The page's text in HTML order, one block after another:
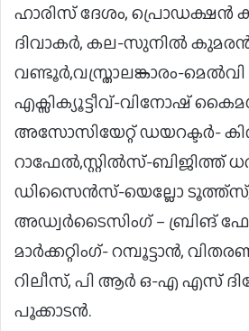
ഹാരിസ് ദേശം, പ്രൊഡക്ഷൻ
ദിവാകർ, കല-സുനിൽ
വണ്ടൂർ,വസ്ത്രാലങ്കാരം-
എക്സിക്യൂട്ടീവ്-വിനോഷ്
അസോസിയേറ്റ് ഡയറക്ടർ-
റാഫേൽ,സ്റ്റിൽസ്-ബിജിത്ത്
ഡിസൈൻസ്-യെല്ലോ
അഡ്വർടൈസിംഗ് – ബ്രിങ്
മാർക്കറ്റിംഗ്- റമ്പൂട്ടാൻ,
റിലീസ്, പി ആർ ഒ-എ എസ്
പൂക്കാടൻ.